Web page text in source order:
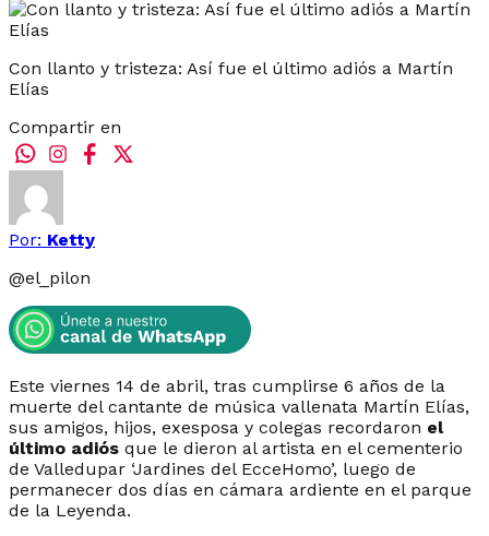
Con llanto y tristeza: Así fue el último adiós a Martín
Elías
Compartir en
Por: Ketty
@el_pilon
Este viernes 14 de abril, tras cumplirse 6 años de la
muerte del cantante de música vallenata Martín Elías,
sus amigos, hijos, exesposa y colegas recordaron el
último adiós que le dieron al artista en el cementerio
de Valledupar ‘Jardines del EcceHomo’, luego de
permanecer dos días en cámara ardiente en el parque
de la Leyenda.